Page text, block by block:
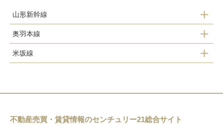
山形新幹線
米沢
奥羽本線
板谷
関根
米坂線
南米沢
西米沢
不動産売買・賃貸情報のセンチュリー21総合サイト